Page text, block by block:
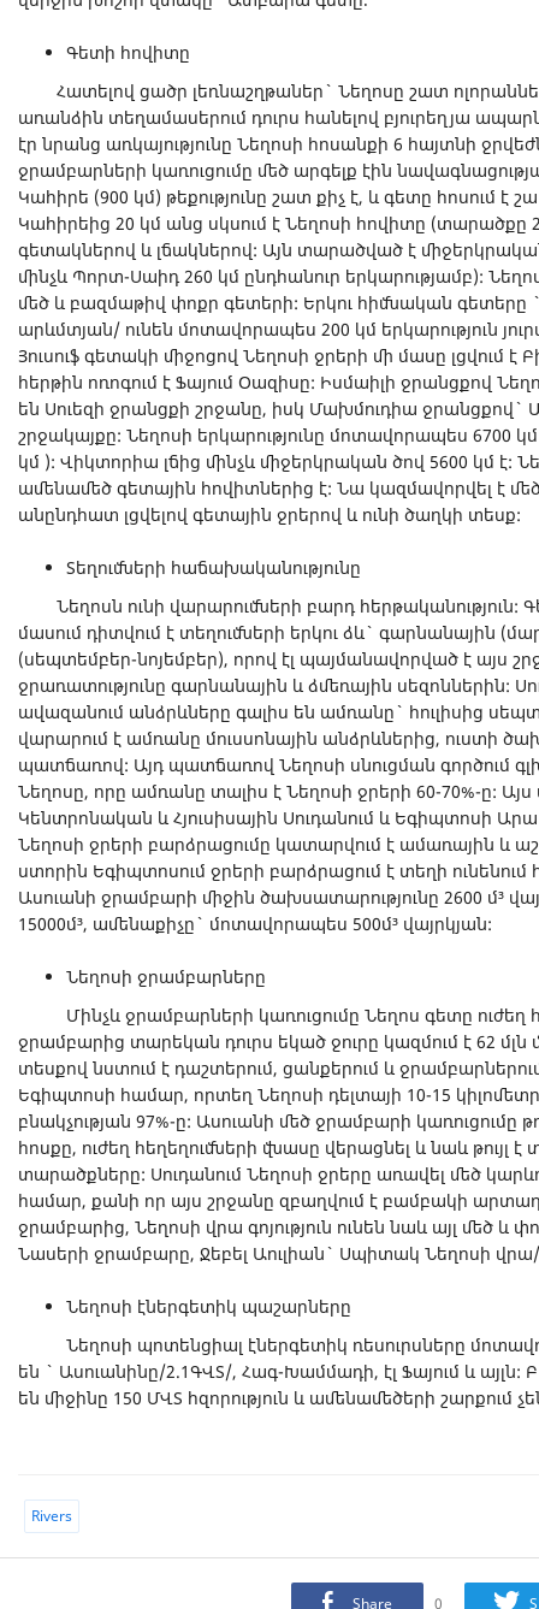
Գետի հովիտը
Հատելով ցածր լեռնաշղթաներ` Նեղոսը շատ
առանձին տեղամասերում դուրս հանելով բյուրեղյա
էր նրանց առկայությունը Նեղոսի հոսանքի 6 հայտնի
ջրամբարների կառուցումը մեծ արգելք էին
Կահիրե (900 կմ) թեքությունը շատ քիչ է, և գետը հոսում է
Կահիրեից 20 կմ անց սկսում է Նեղոսի հովիտը (տարածքը
գետակներով և լճակներով: Այն տարածված է
մինչև Պորտ-Սաիդ 260 կմ ընդհանուր երկարությամբ):
մեծ և բազմաթիվ փոքր գետերի: Երկու հիմնական
արևմտյան/ ունեն մոտավորապես 200 կմ երկարություն
Յուսուֆ գետակի միջոցով Նեղոսի ջրերի մի մասը լցվում է
հերթին ոռոգում է Ֆայում Օազիսը: Իսմաիլի ջրանցքով
են Սուեզի ջրանցքի շրջանը, իսկ Մախմուդիա
շրջակայքը: Նեղոսի երկարությունը մոտավորապես 6700
կմ ): Վիկտորիա լճից մինչև միջերկրական ծով 5600 կմ է:
ամենամեծ գետային հովիտներից է: Նա կազմավորվել է
անընդհատ լցվելով գետային ջրերով և ունի ծաղկի տեսք:
Տեղումների հաճախականությունը
Նեղոսն ունի վարարումների բարդ
մասում դիտվում է տեղումների երկու ձև` գարնանային
(սեպտեմբեր-նոյեմբեր), որով էլ պայմանավորված է այս
ջրառատությունը գարնանային և ձմեռային սեզոններին:
ավազանում անձրևները գալիս են ամռանը` հուլիսից
վարարում է ամռանը մուսսոնային անձրևներից, ուստի
պատճառով: Այդ պատճառով Նեղոսի սնուցման գործում
Նեղոսը, որը ամռանը տալիս է Նեղոսի ջրերի 60-70%-ը:
Կենտրոնական և Հյուսիսային Սուդանում և Եգիպտոսի
Նեղոսի ջրերի բարձրացումը կատարվում է ամառային և
ստորին Եգիպտոսում ջրերի բարձրացում է տեղի ունենում
Ասուանի ջրամբարի միջին ծախսատարությունը 2600 մ³
15000մ³, ամենաքիչը` մոտավորապես 500մ³ վայրկյան:
Նեղոսի ջրամբարները
Մինչև ջրամբարների կառուցումը Նեղոս գետը ուժեղ
ջրամբարից տարեկան դուրս եկած ջուրը կազմում է 62 մլն
տեսքով նստում է դաշտերում, ցանքերում և
Եգիպտոսի համար, որտեղ Նեղոսի դելտայի 10-15
բնակչության 97%-ը: Ասուանի մեծ ջրամբարի կառուցումը
հոսքը, ուժեղ հեղեղումների վնասը վերացնել և նաև թույլ
տարածքները: Սուդանում Նեղոսի ջրերը առավել մեծ
համար, քանի որ այս շրջանը զբաղվում է բամբակի
ջրամբարից, Նեղոսի վրա գոյություն ունեն նաև այլ մեծ և
Նասերի ջրամբարը, Ջեբել Աուլիան` Սպիտակ Նեղոսի վրա/
Նեղոսի էներգետիկ պաշարները
Նեղոսի պոտենցիալ էներգետիկ ռեսուրսները
են ` Ասուանինը/2.1ԳՎՏ/, Հագ-Խամմադի, էլ Ֆայում և
են միջինը 150 ՄՎՏ հզորություն և ամենամեծերի շարքում
Rivers
Share 0